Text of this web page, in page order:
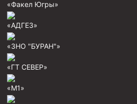
Скреперы механические
Штанголовки
Удочки ловильные
«Факел Югры»
«АДГЕЗ»
«ЗНО "БУРАН"»
«ГТ СЕВЕР»
«М1»